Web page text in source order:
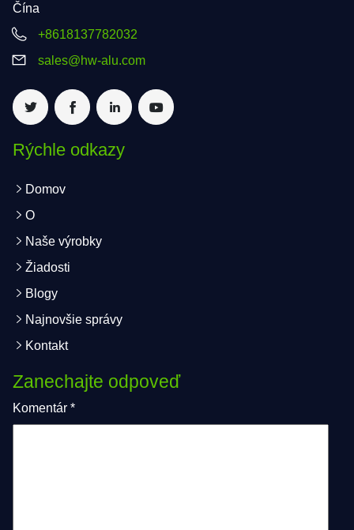
Čína
+8618137782032
sales@hw-alu.com
Rýchle odkazy
Domov
O
Naše výrobky
Žiadosti
Blogy
Najnovšie správy
Kontakt
Zanechajte odpoveď
Komentár *